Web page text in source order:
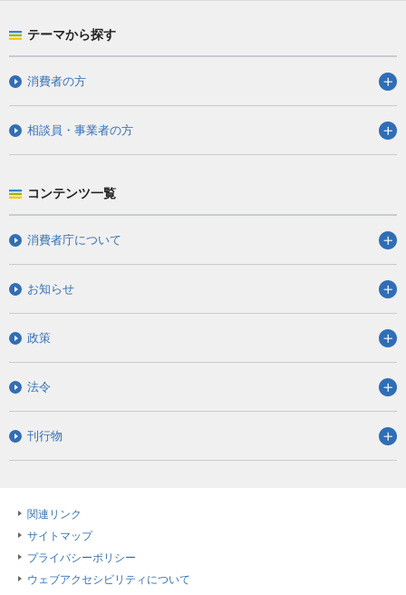
テーマから探す
消費者の方
相談員・事業者の方
コンテンツ一覧
消費者庁について
お知らせ
政策
法令
刊行物
関連リンク
サイトマップ
プライバシーポリシー
ウェブアクセシビリティについて